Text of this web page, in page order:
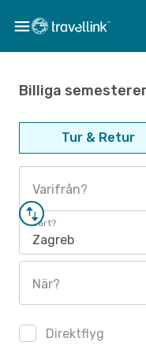
Billiga
Tur & Retur
Varifrån?
Vart?
Zagreb
När?
Direktflyg